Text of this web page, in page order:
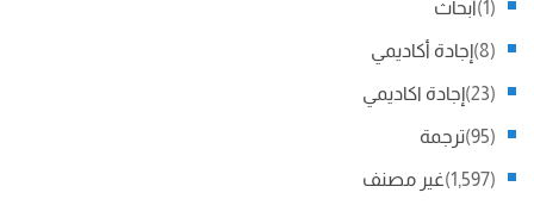
أبحاث (1)
إجادة أكاديمي (8)
إجادة اكاديمي (23)
ترجمة (95)
غير مصنف (1,597)